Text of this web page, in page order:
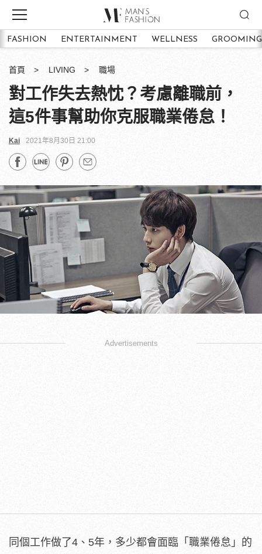
FASHION ENTERTAINMENT WELLNESS GROOMING
首頁 LIVING 職場
對工作失去熱忱？考慮離職前，
這5件事幫助你克服職業倦怠！
Kai 2021年8月30日 21:00
Advertisements
同個工作做了4、5年，多少都會面臨「職業倦怠」的